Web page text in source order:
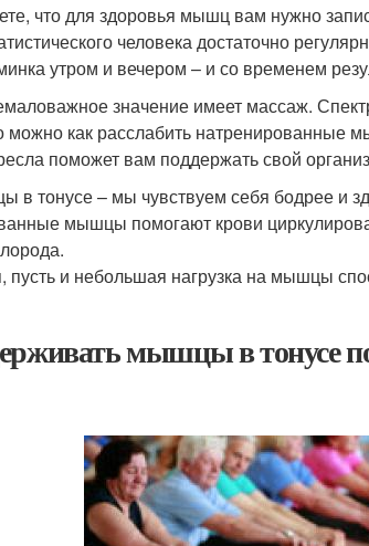
что для здоровья мышц вам нужно
человека достаточно
утром и вечером – и со временем
значение имеет массаж.
как расслабить натренированные
поможет вам поддержать свой
в тонусе – мы чувствуем себя бодрее и
мышцы помогают крови
пусть и небольшая нагрузка на мышцы
мышцы в тонусе